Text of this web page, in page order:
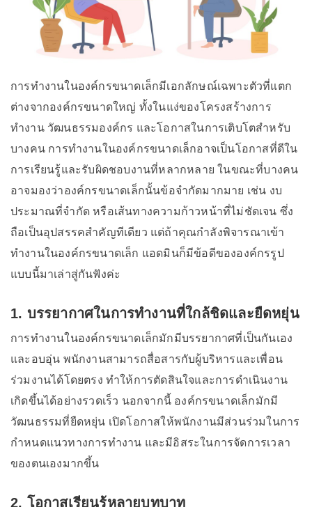
การทำงานในองค์กรขนาดเล็กมีเอกลักษณ์เฉพาะตัวที่แตก
ต่างจากองค์กรขนาดใหญ่ ทั้งในแง่ของโครงสร้างการ
ทำงาน วัฒนธรรมองค์กร และโอกาสในการเติบโตสำหรับ
บางคน การทำงานในองค์กรขนาดเล็กอาจเป็นโอกาสที่ดีใน
การเรียนรู้และรับผิดชอบงานที่หลากหลาย ในขณะที่บางคน
อาจมองว่าองค์กรขนาดเล็กนั้นข้อจำกัดมากมาย เช่น งบ
ประมาณที่จำกัด หรือเส้นทางความก้าวหน้าที่ไม่ชัดเจน ซึ่ง
ถือเป็นอุปสรรคสำคัญทีเดียว แต่ถ้าคุณกำลังพิจารณาเข้า
ทำงานในองค์กรขนาดเล็ก แอดมินก็มีข้อดีขององค์กรรูป
แบบนี้มาเล่าสู่กันฟังค่ะ
1. บรรยากาศในการทำงานที่ใกล้ชิดและยืดหยุ่น
การทำงานในองค์กรขนาดเล็กมักมีบรรยากาศที่เป็นกันเอง
และอบอุ่น พนักงานสามารถสื่อสารกับผู้บริหารและเพื่อน
ร่วมงานได้โดยตรง ทำให้การตัดสินใจและการดำเนินงาน
เกิดขึ้นได้อย่างรวดเร็ว นอกจากนี้ องค์กรขนาดเล็กมักมี
วัฒนธรรมที่ยืดหยุ่น เปิดโอกาสให้พนักงานมีส่วนร่วมในการ
กำหนดแนวทางการทำงาน และมีอิสระในการจัดการเวลา
ของตนเองมากขึ้น
2. โอกาสเรียนรู้หลายบทบาท